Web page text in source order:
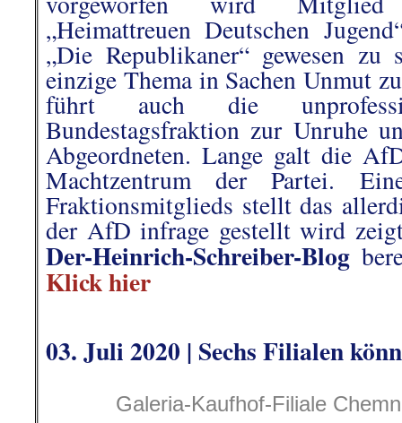
„Heimattreuen Deutschen
„Die Republikaner“ gewesen zu
einzige Thema in Sachen Unmut
führt auch die
Bundestagsfraktion zur Unruhe
Abgeordneten. Lange galt die
Machtzentrum der Partei.
Fraktionsmitglieds stellt das
der AfD infrage gestellt wird
Der-Heinrich-Schreiber-Blog
Klick hier
03. Juli 2020 | Sechs Filialen
Galeria-Kaufhof-Filiale